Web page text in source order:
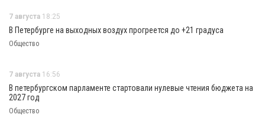
7 августа 18:25
В Петербурге на выходных воздух прогреется до +21 градуса
Общество
7 августа 16:56
В петербургском парламенте стартовали нулевые чтения бюджета на
2027 год
Общество